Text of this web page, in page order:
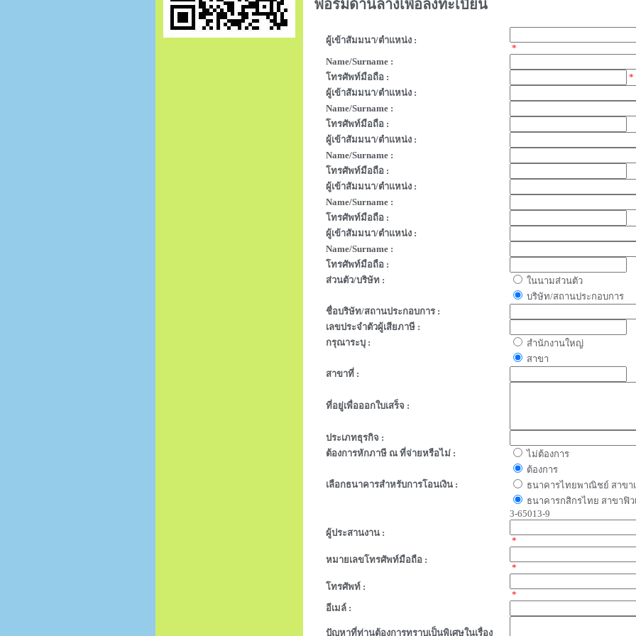
ฟอร์มด้านล่างเพื่อลงทะเบียน
ผู้เข้าสัมมนา/ตำแหน่ง :
*
Name/Surname :
โทรศัพท์มือถือ :
*
ผู้เข้าสัมมนา/ตำแหน่ง :
Name/Surname :
โทรศัพท์มือถือ :
ผู้เข้าสัมมนา/ตำแหน่ง :
Name/Surname :
โทรศัพท์มือถือ :
ผู้เข้าสัมมนา/ตำแหน่ง :
Name/Surname :
โทรศัพท์มือถือ :
ผู้เข้าสัมมนา/ตำแหน่ง :
Name/Surname :
โทรศัพท์มือถือ :
ส่วนตัว/บริษัท :
ในนามส่วนตัว
บริษัท/สถานประกอบการ
ชื่อบริษัท/สถานประกอบการ :
เลขประจำตัวผู้เสียภาษี :
กรุณาระบุ :
สำนักงานใหญ่
สาขา
สาขาที่ :
ที่อยู่เพื่อออกใบเสร็จ :
ประเภทธุรกิจ :
ต้องการหักภาษี ณ ที่จ่ายหรือไม่ :
ไม่ต้องการ
ต้องการ
เลือกธนาคารสำหรับการโอนเงิน :
ธนาคารไทยพาณิชย์ สาขา
ธนาคารกสิกรไทย สาขาฟิว
3-65013-9
ผู้ประสานงาน :
*
หมายเลขโทรศัพท์มือถือ :
*
โทรศัพท์ :
*
อีเมล์ :
ปัญหาที่ท่านต้องการทราบเป็นพิเศษในเรื่อง